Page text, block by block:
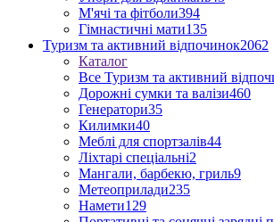
М'ячі та фітболи394
Гімнастичні мати135
Туризм та активний відпочинок2062
Каталог
Все Туризм та активний
Дорожні сумки та валізи460
Генератори35
Килимки40
Меблі для спортзалів44
Ліхтарі спеціальні2
Мангали, барбекю, гриль9
Метеоприлади235
Намети129